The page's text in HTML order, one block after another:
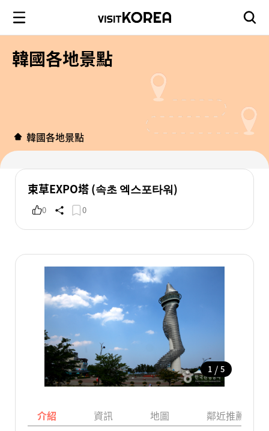
韓國各地景點
韓國各地景點
束草EXPO塔 (속초 엑스포타워)
0 0
1 / 5
介紹 資訊 地圖 鄰近推薦景點